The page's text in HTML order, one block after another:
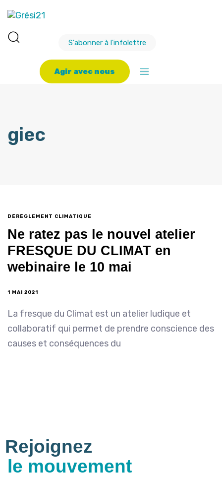
S'abonner à l'infolettre
Agir avec nous
giec
DÉRÈGLEMENT CLIMATIQUE
Ne ratez pas le nouvel atelier
FRESQUE DU CLIMAT en
webinaire le 10 mai
1 MAI 2021
La fresque du Climat est un atelier ludique et
collaboratif qui permet de prendre conscience des
causes et conséquences du
Rejoignez
le mouvement